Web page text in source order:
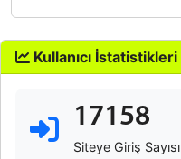
Kullanıcı İstatistikleri
17158
Siteye Giriş Sayısı